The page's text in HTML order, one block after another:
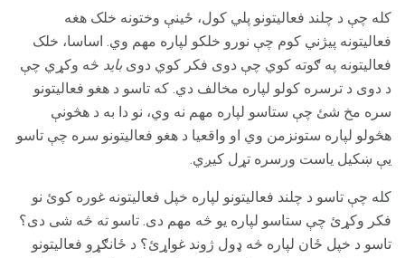
کله چې د چلند فعالیتونو پلي کول، ځینې وختونه خلک هغه
فعالیتونه پیژني کوم چې نورو خلکو لپاره مهم وي. اساسا، خلک
فعالیتونه په ګوته کوي چې دوی فکر کوي دوی باید څه وکړي چې
د دوی د ترسره کولو لپاره مخالف دي. که تاسو د هغو فعالیتونو
سره مخ شئ چې ستاسو لپاره مهم نه وي، نو دا به د هڅونې
هڅولو لپاره ستونزمن وي او واقعیا د هغو فعالیتونو سره چې تاسو
یې ښکیل یاست ورسره تړل کیږي.
کله چې تاسو د چلند فعالیتونو لپاره خپل فعالیتونه غوره کوئ نو
فکر وکړئ چې ستاسو لپاره یو څه مهم دی. تاسو ته څه شی دی؟
تاسو د خپل ځان لپاره څه ډول ژوند غواړئ؟ د ځانګړو فعالیتونو